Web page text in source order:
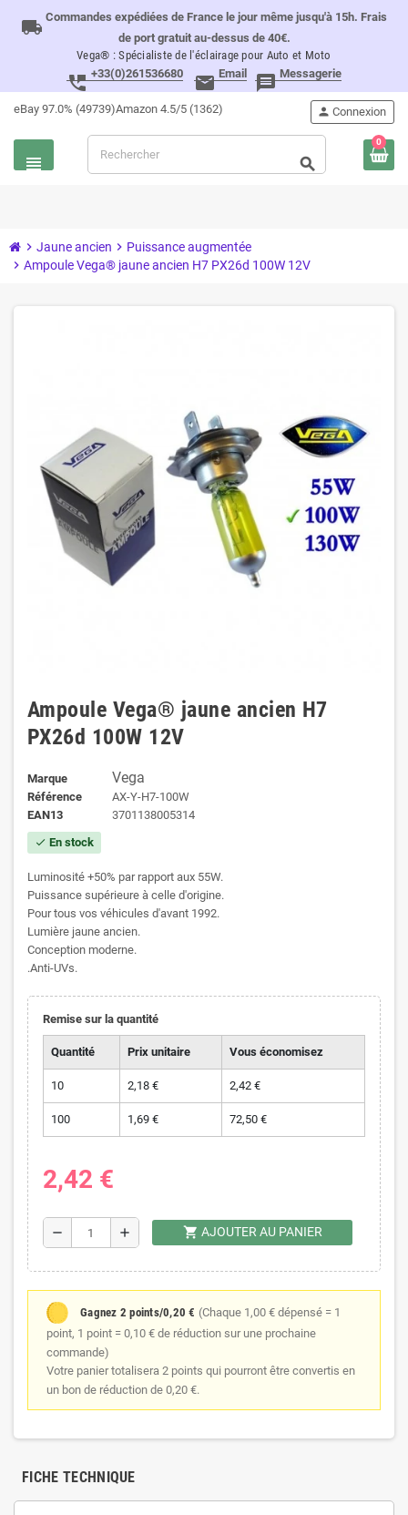
local_shipping Commandes expédiées de France le jour même jusqu'à 15h. Frais
de port gratuit au-dessus de 40€.
Vega® : Spécialiste de l'éclairage pour Auto et Moto
perm_phone_msg +33(0)261536680 email Email message Messagerie
eBay 97.0% (49739)Amazon 4.5/5 (1362)
view_headline
person Connexion
search
0
chevron_right Jaune ancien chevron_right Puissance augmentée
chevron_right Ampoule Vega® jaune ancien H7 PX26d 100W 12V
Ampoule Vega® jaune ancien H7
PX26d 100W 12V
Marque Vega
Référence
AX-Y-H7-100W
EAN13
3701138005314
check En stock
Luminosité +50% par rapport aux 55W.
Puissance supérieure à celle d'origine.
Pour tous vos véhicules d'avant 1992.
Lumière jaune ancien.
Conception moderne.
.Anti-UVs.
Remise sur la quantité
Quantité Prix unitaire Vous économisez
10 2,18 € 2,42 €
100 1,69 € 72,50 €
2,42 €
remove add shopping_cart AJOUTER AU PANIER
Gagnez 2 points/0,20 € (Chaque 1,00 € dépensé = 1
point, 1 point = 0,10 € de réduction sur une prochaine
commande)
Votre panier totalisera 2 points qui pourront être convertis en
un bon de réduction de 0,20 €.
FICHE TECHNIQUE